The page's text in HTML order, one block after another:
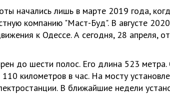
начались лишь в марте 2019 года,
компанию "Маст-Буд". В августе
к Одессе. А сегодня, 28 апреля,
до шести полос. Его длина 523
километров в час. На мосту
В ближайшие недели